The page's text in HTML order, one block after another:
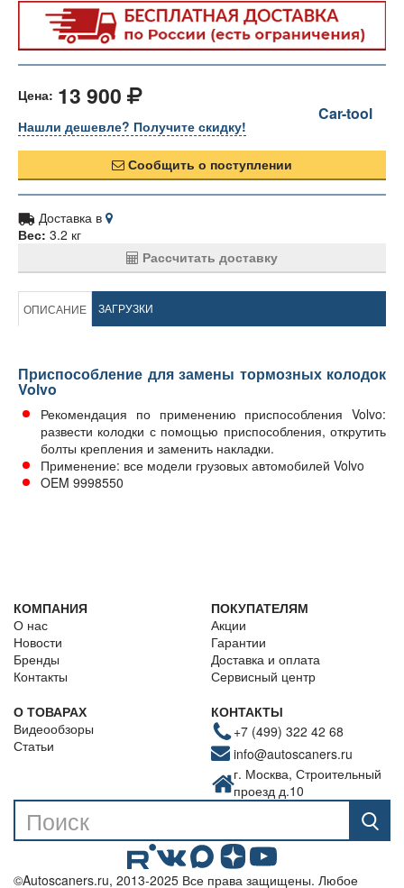
Цена: 13 900
Car-tool
Нашли дешевле? Получите скидку!
Сообщить о поступлении
Доставка в
Вес: 3.2 кг
Рассчитать доставку
ОПИСАНИЕ ЗАГРУЗКИ
Приспособление для замены тормозных колодок
Volvo
Рекомендация по применению приспособления Volvo:
развести колодки с помощью приспособления, открутить
болты крепления и заменить накладки.
Применение: все модели грузовых автомобилей Volvo
OEM 9998550
КОМПАНИЯ
О нас
Новости
Бренды
Контакты
ПОКУПАТЕЛЯМ
Акции
Гарантии
Доставка и оплата
Сервисный центр
О ТОВАРАХ
Видеообзоры
Статьи
КОНТАКТЫ
+7 (499) 322 42 68
info@autoscaners.ru
г. Москва, Строительный
проезд д.10
©Autoscaners.ru, 2013-2025 Все права защищены. Любое